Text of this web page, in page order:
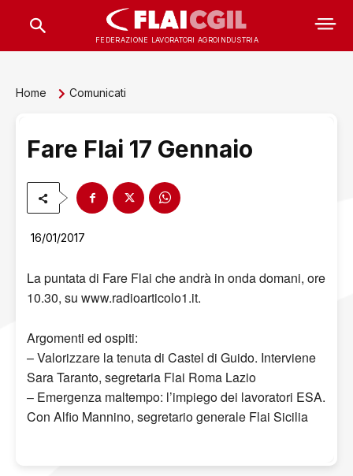
FEDERAZIONE LAVORATORI AGROINDUSTRIA
Home Comunicati
Fare Flai 17 Gennaio
16/01/2017
La puntata di Fare Flai che andrà in onda domani, ore
10.30, su www.radioarticolo1.it.
Argomenti ed ospiti:
– Valorizzare la tenuta di Castel di Guido. Interviene
Sara Taranto, segretaria Flai Roma Lazio
– Emergenza maltempo: l’impiego dei lavoratori ESA.
Con Alfio Mannino, segretario generale Flai Sicilia